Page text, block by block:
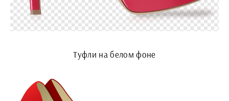
Туфли на белом фоне